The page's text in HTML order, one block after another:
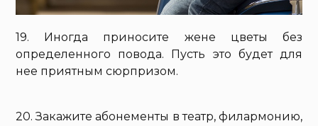
19. Иногда приносите жене цветы без
определенного повода. Пусть это будет для
нее приятным сюрпризом.
20. Закажите абонементы в театр, филармонию,